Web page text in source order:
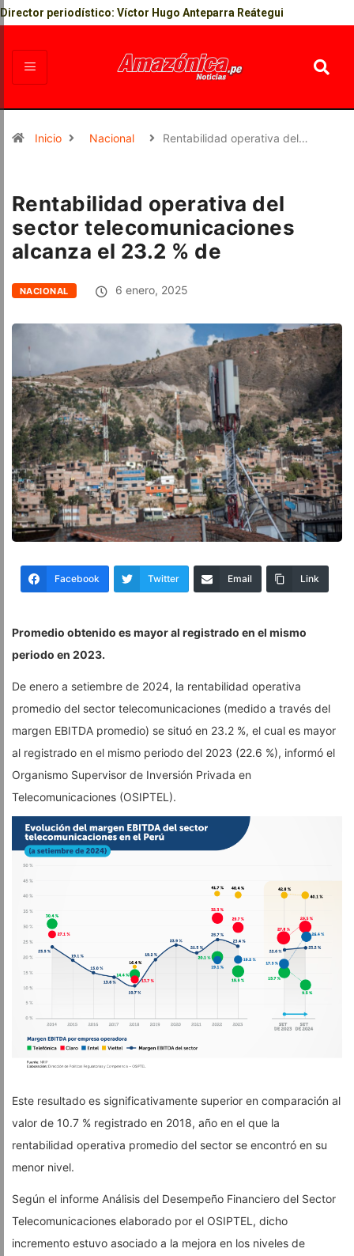
Director periodístico: Víctor Hugo Anteparra Reátegui
Inicio Nacional Rentabilidad operativa del…
Rentabilidad operativa del
sector telecomunicaciones
alcanza el 23.2 % de
NACIONAL 6 enero, 2025
Facebook Twitter Email Link
Promedio obtenido es mayor al registrado en el mismo
periodo en 2023.
De enero a setiembre de 2024, la rentabilidad operativa
promedio del sector telecomunicaciones (medido a través del
margen EBITDA promedio) se situó en 23.2 %, el cual es mayor
al registrado en el mismo periodo del 2023 (22.6 %), informó el
Organismo Supervisor de Inversión Privada en
Telecomunicaciones (OSIPTEL).
Este resultado es significativamente superior en comparación al
valor de 10.7 % registrado en 2018, año en el que la
rentabilidad operativa promedio del sector se encontró en su
menor nivel.
Según el informe Análisis del Desempeño Financiero del Sector
Telecomunicaciones elaborado por el OSIPTEL, dicho
incremento estuvo asociado a la mejora en los niveles de